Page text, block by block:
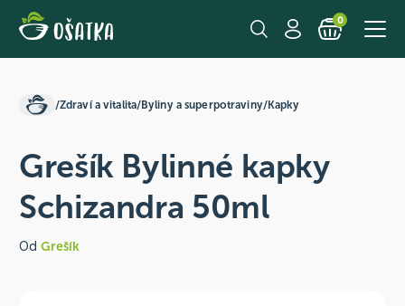
0
/Zdraví a vitalita/Byliny a superpotraviny/Kapky
Grešík Bylinné kapky
Schizandra 50ml
Od Grešík